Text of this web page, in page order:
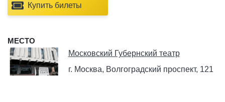
Купить билеты
МЕСТО
Московский Губернский театр
г. Москва, Волгоградский проспект, 121